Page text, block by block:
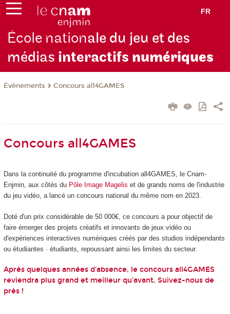
FR
École nationale du jeu et des
médias interactifs numériques
Évènements Concours all4GAMES
Concours all4GAMES
Dans la continuité du programme d'incubation all4GAMES, le Cnam-
Enjmin, aux côtés du Pôle Image Magelis et de grands noms de l'industrie
du jeu vidéo, a lancé un concours national du même nom en 2023.
Doté d'un prix considérable de 50 000€, ce concours a pour objectif de
faire émerger des projets créatifs et innovants de jeux vidéo ou
d'expériences interactives numériques créés par des studios indépendants
ou étudiantes · étudiants, repoussant ainsi les limites du secteur.
Après quelques années d'absence, le concours all4GAMES
reviendra plus grand et meilleur qu'avant. Suivez-nous de
près !